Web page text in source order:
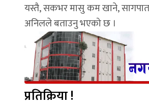
यस्तै, सकभर मासु कम खाने, सागपात
अनिलले बताउनु भएको छ ।
प्रतिक्रिया !